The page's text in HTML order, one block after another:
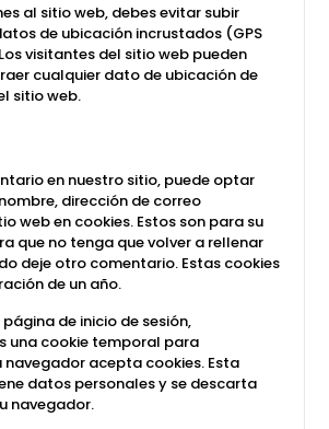
al sitio web, debes evitar subir
de ubicación incrustados (GPS
visitantes del sitio web pueden
cualquier dato de ubicación de
sitio web.
en nuestro sitio, puede optar
dirección de correo
web en cookies. Estos son para su
que no tenga que volver a rellenar
deje otro comentario. Estas cookies
de un año.
de inicio de sesión,
una cookie temporal para
navegador acepta cookies. Esta
datos personales y se descarta
navegador.